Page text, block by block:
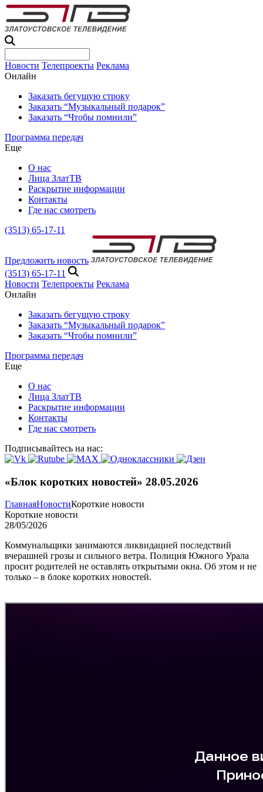
Новости Телепроекты Реклама
Онлайн
Заказать бегущую строку
Заказать “Музыкальный подарок”
Заказать “Чтобы помнили”
Программа передач
Еще
О нас
Лица ЗлатТВ
Раскрытие информации
Контакты
Где нас смотреть
(3513) 65-17-11
Предложить новость
(3513) 65-17-11
Новости Телепроекты Реклама
Онлайн
Заказать бегущую строку
Заказать “Музыкальный подарок”
Заказать “Чтобы помнили”
Программа передач
Еще
О нас
Лица ЗлатТВ
Раскрытие информации
Контакты
Где нас смотреть
Подписывайтесь на нас:
«Блок коротких новостей» 28.05.2026
ГлавнаяНовостиКороткие новости
Короткие новости
28/05/2026
Коммунальщики занимаются ликвидацией последствий
вчерашней грозы и сильного ветра. Полиция Южного Урала
просит родителей не оставлять открытыми окна. Об этом и не
только – в блоке коротких новостей.